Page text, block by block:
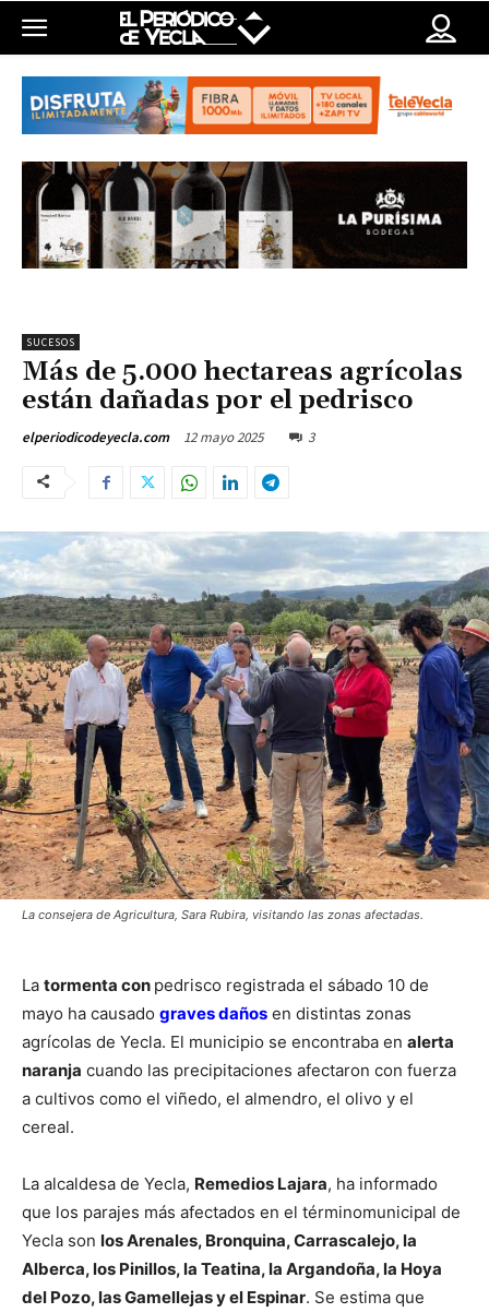
SUCESOS
Más de 5.000 hectareas agrícolas
están dañadas por el pedrisco
elperiodicodeyecla.com 12 mayo 2025 3
La consejera de Agricultura, Sara Rubira, visitando las zonas afectadas.
La tormenta con pedrisco registrada el sábado 10 de
mayo ha causado graves daños en distintas zonas
agrícolas de Yecla. El municipio se encontraba en alerta
naranja cuando las precipitaciones afectaron con fuerza
a cultivos como el viñedo, el almendro, el olivo y el
cereal.
La alcaldesa de Yecla, Remedios Lajara, ha informado
que los parajes más afectados en el términomunicipal de
Yecla son los Arenales, Bronquina, Carrascalejo, la
Alberca, los Pinillos, la Teatina, la Argandoña, la Hoya
del Pozo, las Gamellejas y el Espinar. Se estima que